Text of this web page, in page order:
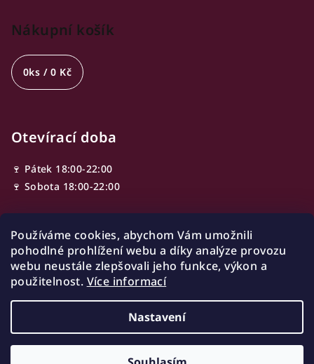
Používáme cookies, abychom Vám umožnili
pohodlné prohlížení webu a díky analýze provozu
webu neustále zlepšovali jeho funkce, výkon a
použitelnost. Více informací
Nastavení
Nákupní košík
0ks /0 Kč
Otevírací doba
🍷 Pátek 18:00-22:00
🍷 Sobota 18:00-22:00
Adresa
Ve Smečkách 603/13,
110 00 Nové Město
Praha, Czech republic
Copyright 2026Winist. Všechna práva vyhrazena.